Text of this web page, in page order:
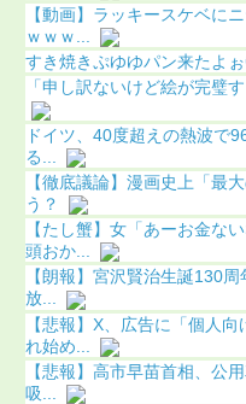
【動画】ラッキースケベに
ｗｗｗ...
すき焼きぷゆゆパン来たよ
「申し訳ないけど絵が完璧
ドイツ、40度超えの熱波で
る...
【徹底議論】漫画史上「最
う？
【たし蟹】女「あーお金
頭おか...
【朗報】宮沢賢治生誕130
放...
【悲報】X、広告に「個人
れ始め...
【悲報】高市早苗首相、公
吸...